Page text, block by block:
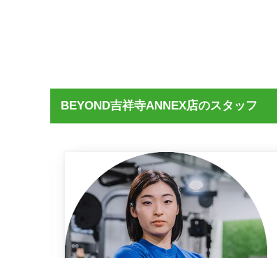
BEYOND吉祥寺ANNEX店のスタッフ